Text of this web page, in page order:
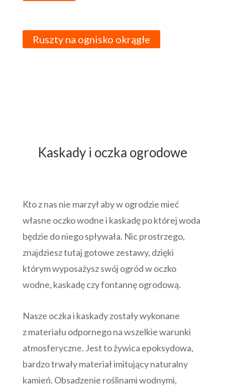
Ruszty na ognisko okrągłe
Kaskady i oczka ogrodowe
Kto z nas nie marzył aby w ogrodzie mieć
własne oczko wodne i kaskadę po której woda
będzie do niego spływała. Nic prostrzego,
znajdziesz tutaj gotowe zestawy, dzięki
którym wyposażysz swój ogród w oczko
wodne, kaskadę czy fontannę ogrodową.
Nasze oczka i kaskady zostały wykonane
z materiału odpornego na wszelkie warunki
atmosferyczne. Jest to żywica epoksydowa,
bardzo trwały materiał imitujący naturalny
kamień. Obsadzenie roślinami wodnymi,